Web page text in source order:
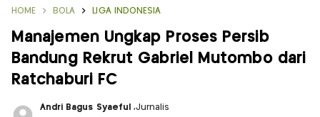
HOME BOLA LIGA INDONESIA
Manajemen Ungkap Proses Persib
Bandung Rekrut Gabriel Mutombo dari
Ratchaburi FC
Andri Bagus Syaeful ,Jurnalis